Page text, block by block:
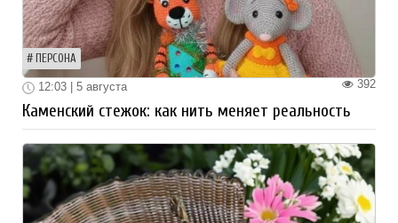
ПЕРСОНА
392
12:03 | 5 августа
Каменский стежок: как нить меняет реальность